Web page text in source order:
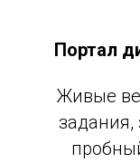
Портал
Живые
задания,